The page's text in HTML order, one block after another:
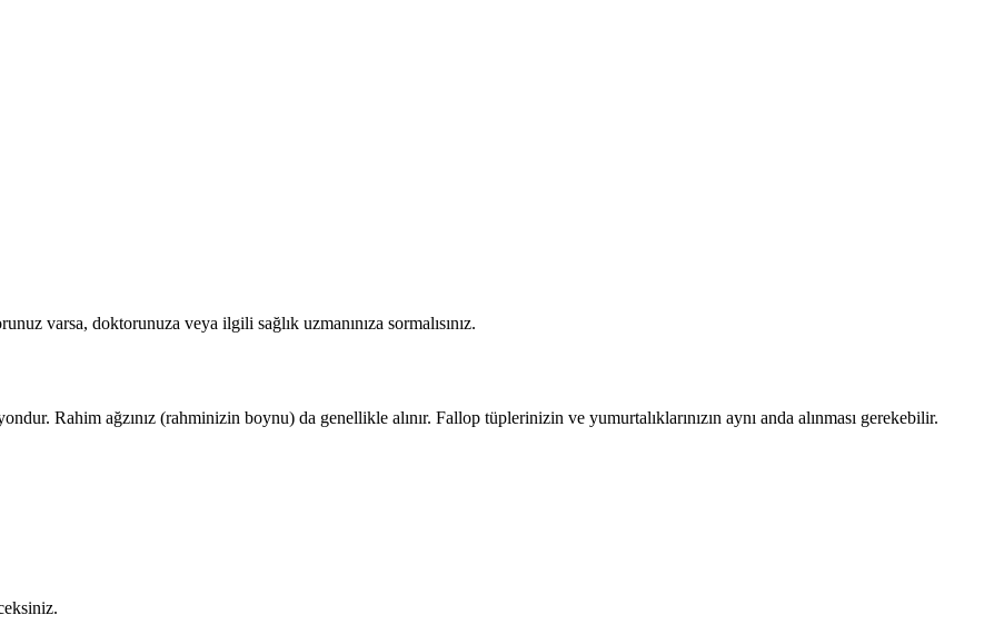
varsa, doktorunuza veya ilgili sağlık uzmanınıza sormalısınız.
Rahim ağzınız (rahminizin boynu) da genellikle alınır. Fallop tüplerinizin ve yumurtalıklarınızın aynı anda alınması gerekebilir.